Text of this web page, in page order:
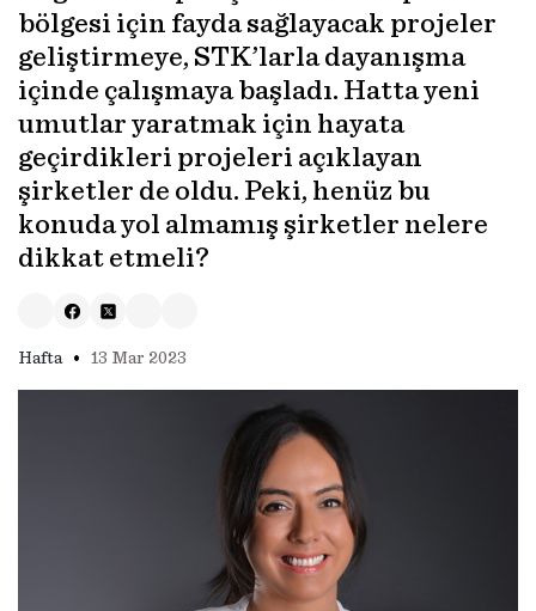
bölgesi için fayda sağlayacak projeler
geliştirmeye, STK’larla dayanışma
içinde çalışmaya başladı. Hatta yeni
umutlar yaratmak için hayata
geçirdikleri projeleri açıklayan
şirketler de oldu. Peki, henüz bu
konuda yol almamış şirketler nelere
dikkat etmeli?
Hafta • 13 Mar 2023